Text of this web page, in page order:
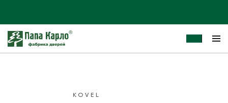
KOVEL